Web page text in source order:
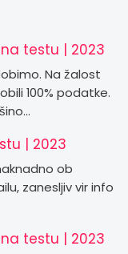
na testu | 2023
Na žalost
100% podatke.
| 2023
ob
zanesljiv vir info
na testu | 2023